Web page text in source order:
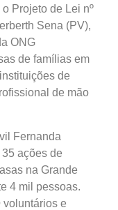
Projeto de Lei nº
Sena (PV),
ONG
de famílias em
de
de mão
Fernanda
ações de
na Grande
4 mil pessoas.
voluntários e